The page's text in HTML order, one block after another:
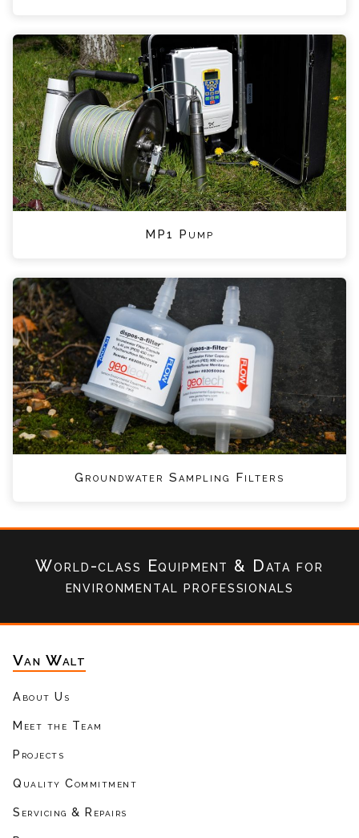
MP1 Pump
Groundwater Sampling Filters
World-class Equipment & Datafor
environmental professionals
Van Walt
About Us
Meet the Team
Projects
Quality Commitment
Servicing & Repairs